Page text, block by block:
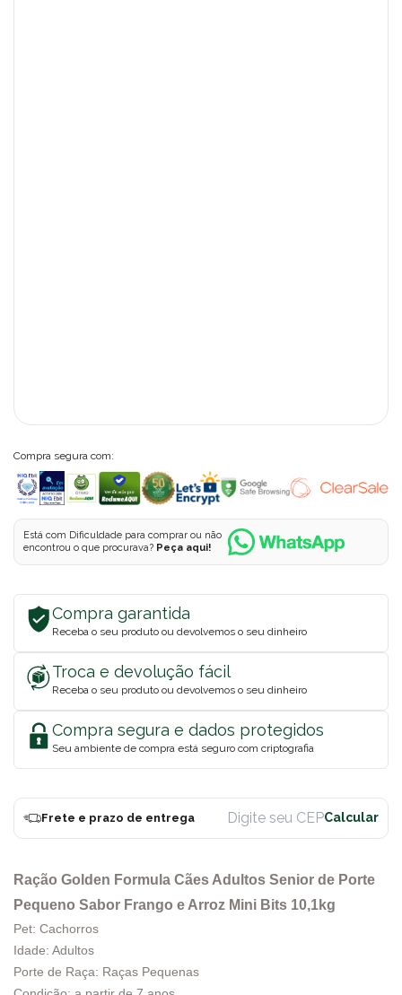
Compra segura com:
Está com Dificuldade para comprar ou não
encontrou o que procurava? Peça aqui!
Compra garantida
Receba o seu produto ou devolvemos o seu dinheiro
Troca e devolução fácil
Receba o seu produto ou devolvemos o seu dinheiro
Compra segura e dados protegidos
Seu ambiente de compra está seguro com criptografia
Frete e prazo de entrega
Ração Golden Formula Cães Adultos Senior de Porte
Pequeno Sabor Frango e Arroz Mini Bits 10,1kg
Pet: Cachorros
Idade: Adultos
Porte de Raça: Raças Pequenas